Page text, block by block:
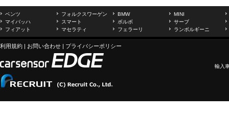
ベンツ フォルクスワーゲン BMW
MINI
マイバッハ
スマート ボルボ
サーブ
フィアット
マセラティ フェラーリ ランボルギーニ
利用規約 | お問い合わせ | プライバシーポリシー
輸入